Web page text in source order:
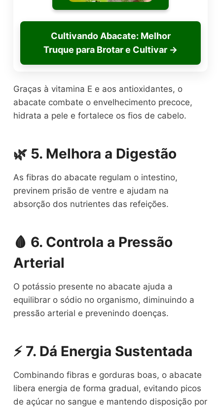
Cultivando Abacate: Melhor
Truque para Brotar e Cultivar →
Graças à vitamina E e aos antioxidantes, o
abacate combate o envelhecimento precoce,
hidrata a pele e fortalece os fios de cabelo.
🌿 5. Melhora a Digestão
As fibras do abacate regulam o intestino,
previnem prisão de ventre e ajudam na
absorção dos nutrientes das refeições.
🩸 6. Controla a Pressão
Arterial
O potássio presente no abacate ajuda a
equilibrar o sódio no organismo, diminuindo a
pressão arterial e prevenindo doenças.
⚡ 7. Dá Energia Sustentada
Combinando fibras e gorduras boas, o abacate
libera energia de forma gradual, evitando picos
de açúcar no sangue e mantendo disposição por